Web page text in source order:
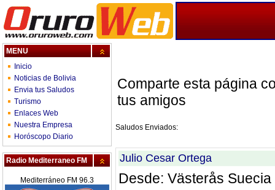
MENU
Inicio
Noticias de Bolivia
Envia tus Saludos
Turismo
Enlaces Web
Nuestra Empresa
Horóscopo Diario
Radio Mediterraneo FM
Mediterráneo FM 96.3
Comparte esta página
tus amigos
Saludos Enviados:
Julio Cesar Ortega
Desde: Västerås Suecia